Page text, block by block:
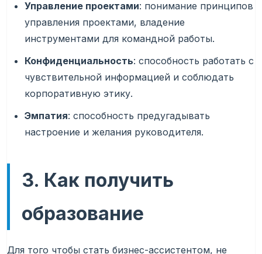
Управление проектами: понимание принципов
управления проектами, владение
инструментами для командной работы.
Конфиденциальность: способность работать с
чувствительной информацией и соблюдать
корпоративную этику.
Эмпатия: способность предугадывать
настроение и желания руководителя.
3. Как получить
образование
Для того чтобы стать бизнес-ассистентом, не